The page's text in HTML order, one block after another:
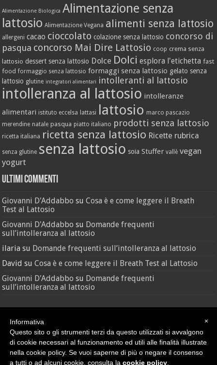
Alimentazione Biologica Alimentazione senza
lattosio Alimentazione Vegana alimenti senza lattosio
allergeni cacao cioccolato colazione senza lattosio concorso di
pasqua concorso Mai Dire Lattosio coop crema senza
lattosio dessert senza lattosio Dolce Dolci esplora l'etichetta fast
food formaggio senza lattosio formaggi senza lattosio gelato senza
lattosio glutine integratori alimentari intolleranti al lattosio
intolleranza al lattosio intolleranze
alimentari istituto eccelsa lattasi lattosio marco pascazio
merendine natale pasqua piatto italiano prodotti senza lattosio
ricetta italiana ricetta senza lattosio Ricette rubrica
senza glutine senza lattosio soia Stuffer vallè vegan
yogurt
Ultimi Commenti
Giovanni D'Addabbo suCosa è e come leggere il Breath
Test al Lattosio
Giovanni D'Addabbo su Domande frequenti
sull’intolleranza al lattosio
ilaria su Domande frequenti sull’intolleranza al lattosio
David suCosa è e come leggere il Breath Test al Lattosio
Giovanni D'Addabbo su Domande frequenti
sull’intolleranza al lattosio
Credit•Sitemap
×
Informativa
Questo sito o gli strumenti terzi da questo utilizzati si avvalgono
di cookie necessari al funzionamento ed utili alle finalità illustrate
nella cookie policy. Se vuoi saperne di più o negare il consenso
a tutti o ad alcuni cookie, consulta la cookie policy